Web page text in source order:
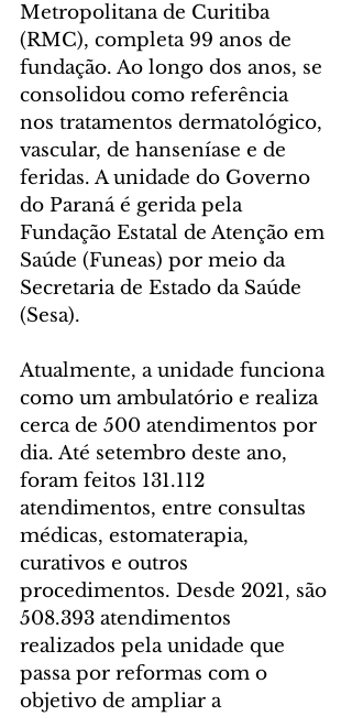
Metropolitana de Curitiba
(RMC), completa 99 anos de
fundação. Ao longo dos anos, se
consolidou como referência
nos tratamentos dermatológico,
vascular, de hanseníase e de
feridas. A unidade do Governo
do Paraná é gerida pela
Fundação Estatal de Atenção em
Saúde (Funeas) por meio da
Secretaria de Estado da Saúde
(Sesa).
Atualmente, a unidade funciona
como um ambulatório e realiza
cerca de 500 atendimentos por
dia. Até setembro deste ano,
foram feitos 131.112
atendimentos, entre consultas
médicas, estomaterapia,
curativos e outros
procedimentos. Desde 2021, são
508.393 atendimentos
realizados pela unidade que
passa por reformas com o
objetivo de ampliar a